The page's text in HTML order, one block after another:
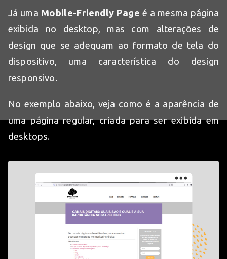
Já uma Mobile-Friendly Page é a mesma página
exibida no desktop, mas com alterações de
design que se adequam ao formato de tela do
dispositivo, uma característica do design
responsivo.
No exemplo abaixo, veja como é a aparência de
uma página regular, criada para ser exibida em
desktops.